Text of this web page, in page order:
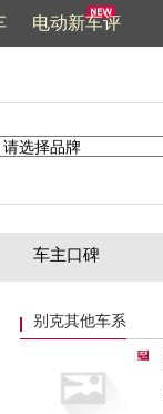
电动新车评
车主口碑
别克其他车系